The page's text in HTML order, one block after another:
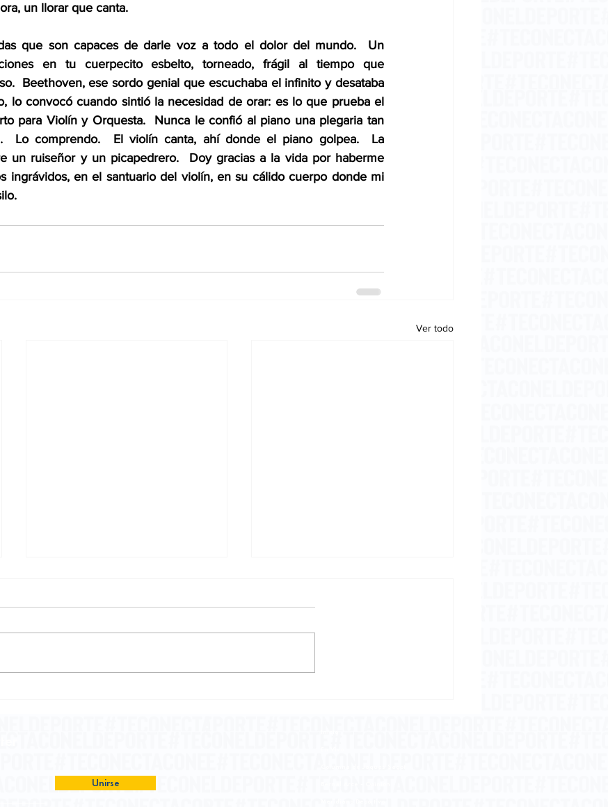
un llorar que canta.
que son capaces de darle voz a todo el dolor del mundo.  Un
en tu cuerpecito esbelto, torneado, frágil al tiempo que
Beethoven, ese sordo genial que escuchaba el infinito y desataba
lo convocó cuando sintió la necesidad de orar: es lo que prueba el
para Violín y Orquesta.  Nunca le confió al piano una plegaria tan
Lo comprendo.  El violín canta, ahí donde el piano golpea.  La
un ruiseñor y un picapedrero.  Doy gracias a la vida por haberme
ingrávidos, en el santuario del violín, en su cálido cuerpo donde mi
Ver todo
Unirse